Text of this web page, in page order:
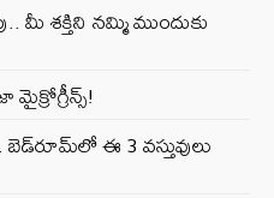
మీ శక్తిని నమ్మి ముందుకు
ఈ 3 వస్తువులు